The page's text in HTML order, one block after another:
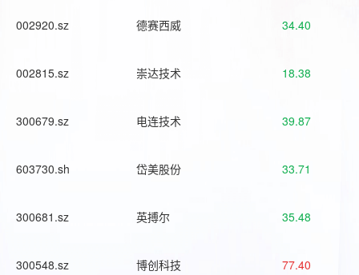
002920.sz 德赛西威 34.40
002815.sz 崇达技术 18.38
300679.sz 电连技术 39.87
603730.sh 岱美股份 33.71
300681.sz 英搏尔 35.48
300548.sz 博创科技 77.40